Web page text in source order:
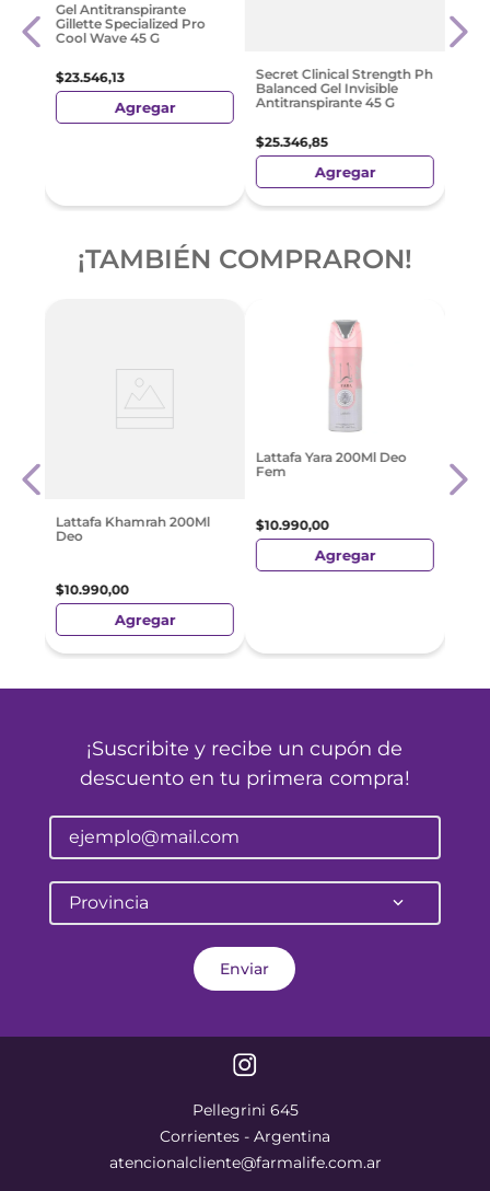
Gel Antitranspirante
Gillette Specialized Pro
Cool Wave 45 G
$23.546,13
Agregar
Secret Clinical Strength Ph
Balanced Gel Invisible
Antitranspirante 45 G
$25.346,85
Agregar
¡TAMBIÉN COMPRARON!
Lattafa Khamrah 200Ml
Deo
$10.990,00
Agregar
Lattafa Yara 200Ml Deo
Fem
$10.990,00
Agregar
¡Suscribite y recibe un cupón de
descuento en tu primera compra!
Provincia
Enviar
Pellegrini 645
Corrientes - Argentina
atencionalcliente@farmalife.com.ar